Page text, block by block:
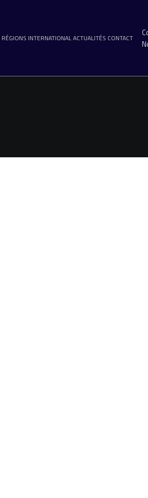
RÉGIONS INTERNATIONALACTUALITÉS CONTACT